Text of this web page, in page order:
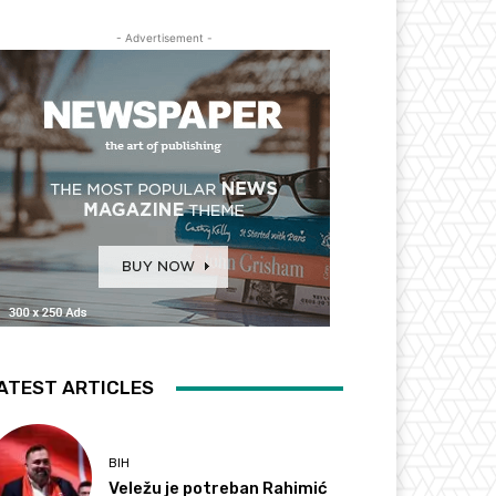
- Advertisement -
ARTICLES
BIH
Veležu je potreban Rahimić